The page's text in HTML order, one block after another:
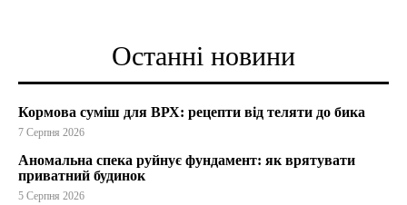
Останні новини
Кормова суміш для ВРХ: рецепти від теляти до бика
7 Серпня 2026
Аномальна спека руйнує фундамент: як врятувати
приватний будинок
5 Серпня 2026